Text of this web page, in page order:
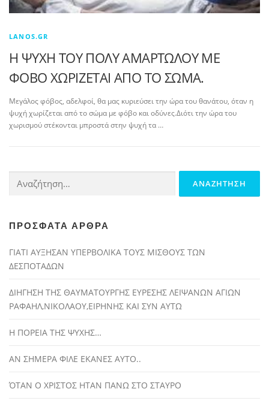
LANOS.GR
Η ΨΥΧΗ ΤΟΥ ΠΟΛΥ ΑΜΑΡΤΩΛΟΥ ΜΕ
ΦΟΒΟ ΧΩΡΙΖΕΤΑΙ ΑΠΟ ΤΟ ΣΩΜΑ.
Μεγάλος φόβος, αδελφοί, θα μας κυριεύσει την ώρα του θανάτου, όταν η
ψυχή χωρίζεται από το σώμα με φόβο και οδύνες.Διότι την ώρα του
χωρισμού στέκονται μπροστά στην ψυχή τα …
για:
ΠΡΌΣΦΑΤΑ ΆΡΘΡΑ
ΓΙΑΤΙ ΑΥΞΗΣΑΝ ΥΠΕΡΒΟΛΙΚΑ ΤΟΥΣ ΜΙΣΘΟΥΣ ΤΩΝ
ΔΕΣΠΟΤΑΔΩΝ
ΔΙΗΓΗΣΗ ΤΗΣ ΘΑΥΜΑΤΟΥΡΓΗΣ ΕΥΡΕΣΗΣ ΛΕΙΨΑΝΩΝ ΑΓΙΩΝ
ΡΑΦΑΗΛ,ΝΙΚΟΛΑΟΥ,ΕΙΡΗΝΗΣ ΚΑΙ ΣΥΝ ΑΥΤΩ
Η ΠΟΡΕΙΑ ΤΗΣ ΨΥΧΗΣ…
ΑΝ ΣΗΜΕΡΑ ΦΙΛΕ ΕΚΑΝΕΣ ΑΥΤΟ..
ΌΤΑΝ Ο ΧΡΙΣΤΟΣ ΗΤΑΝ ΠΑΝΩ ΣΤΟ ΣΤΑΥΡΟ